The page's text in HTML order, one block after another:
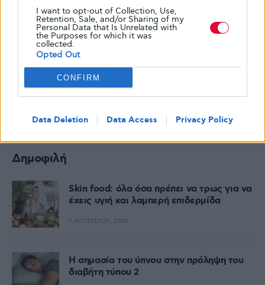
I want to opt-out of Collection, Use,
Retention, Sale, and/or Sharing of my
Personal Data that Is Unrelated with
the Purposes for which it was
collected.
Opted Out
CONFIRM
Data Deletion Data Access Privacy Policy
Δημοφιλή
Skin food: όλα όσα πρέπει να τρως για να
έχεις υγιή και λαμπερή επιδερμίδα
7 ΑΥΓΟΎΣΤΟΥ, 2026
Η σημασία του ύπνου στην πρόληψη του
διαβήτη τύπου 2